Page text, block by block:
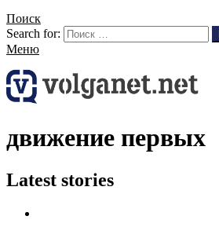
Поиск
Search for:
Меню
движение первых
Latest stories